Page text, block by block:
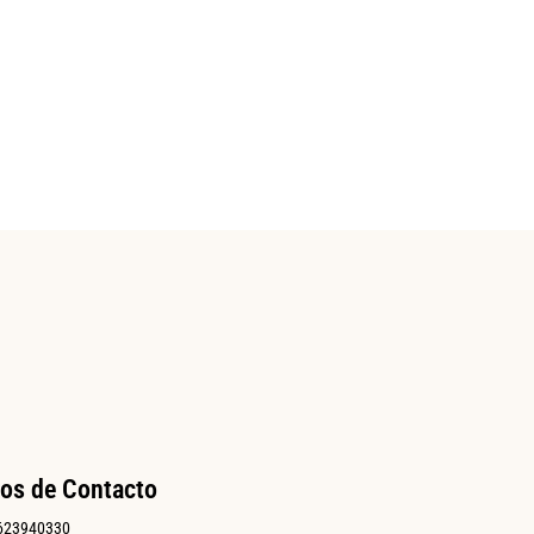
de Contacto